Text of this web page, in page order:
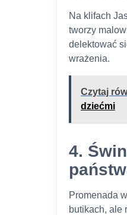
Na klifach
tworzy
delektować
wrażenia.
Czytaj
dziećmi
4.
Promenada
butikach, ale